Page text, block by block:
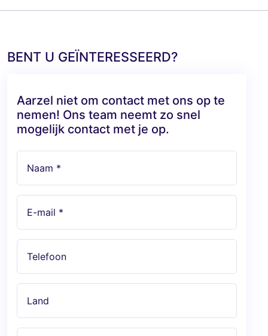
BENT U GEÏNTERESSEERD?
Aarzel niet om contact met ons op te
nemen! Ons team neemt zo snel
mogelijk contact met je op.
Naam *
E-mail *
Telefoon
Land